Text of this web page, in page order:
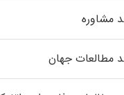
مشاوره
مطالعات جهان